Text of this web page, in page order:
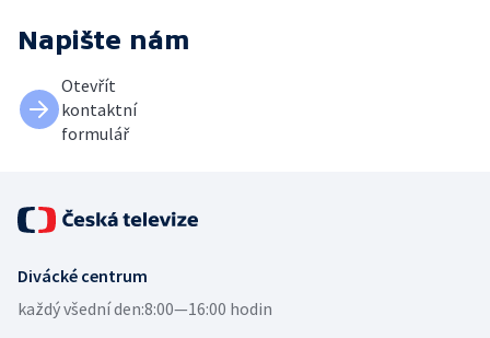
Napište nám
Otevřít
kontaktní
formulář
Divácké centrum
každý všední den:8:00—16:00 hodin